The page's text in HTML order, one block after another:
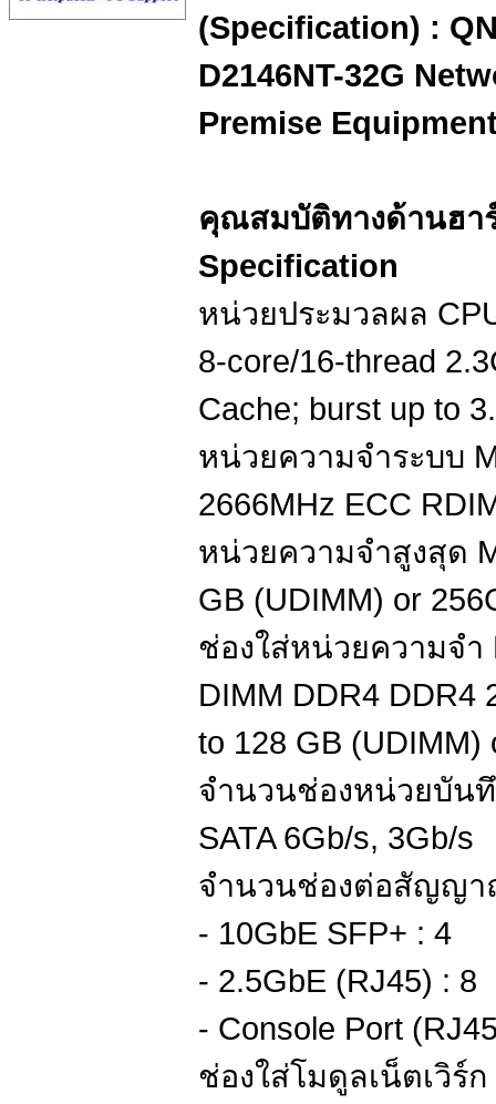
(Specification) :
D2146NT-32G
Premise
คุณสมบัติทางด้านฮา
Specification
หน่วยประมวลผล
8-core/16-thread
Cache; burst up to
หน่วยความจำระบบ
2666MHz ECC
หน่วยความจำสูงสุด
GB (UDIMM) or
ช่องใส่หน่วยความจำ
DIMM DDR4 DDR4
to 128 GB (UDIMM)
จำนวนช่องหน่วยบัน
SATA 6Gb/s, 3Gb/s
จำนวนช่องต่อสัญญา
- 10GbE SFP+ : 4
- 2.5GbE (RJ45) : 8
- Console Port
ช่องใส่โมดูลเน็ตเวิร์